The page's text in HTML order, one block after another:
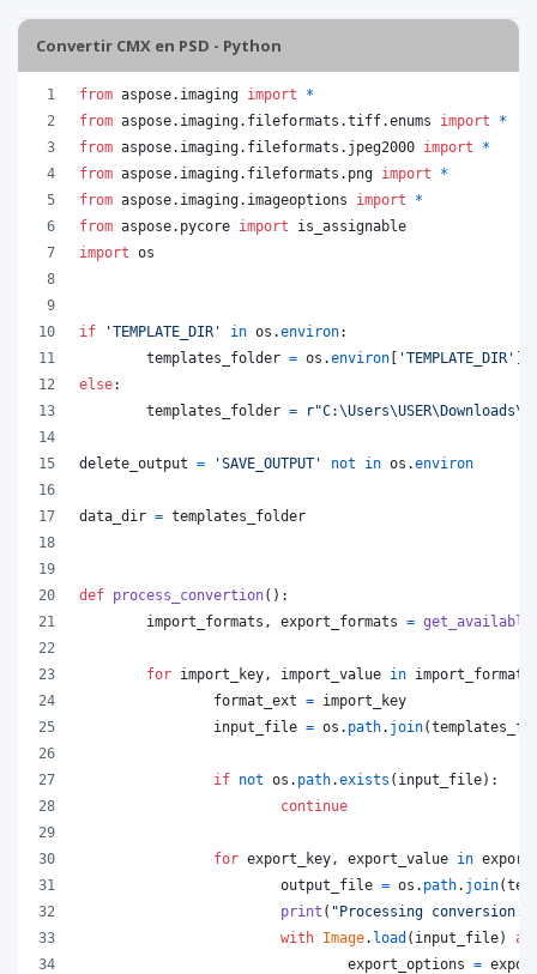
Convertir CMX en PSD - Python
from aspose. imaging import
*
from aspose. imaging. fileformats .tiff.enums import
*
from aspose. imaging. fileformats . jpeg2000 import
*
from aspose. imaging. fileformats . png import
*
from aspose. imaging. imageoptions import
*
from aspose. pycore import
is_assignable
import os
if 'TEMPLATE_DIR' in os .environ:
templates_folder = os .environ [ 'TEMPLATE_DIR' ]
else:
templates_folder =
delete_output = 'SAVE_OUTPUT' not in os .environ
data_dir = templates_folder
def process_convertion():
import_formats , export_formats =
for import_key , import_value in import_formats
format_ext = import_key
input_file = os . path. join(
if not os . path.exists ( input_file):
continue
for export_key , export_value in
output_file = os . path. join(
print ( "Processing conversion:"
with Image. load ( input_file) as
export_options =